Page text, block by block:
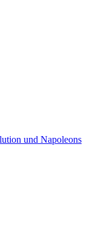
und Napoleons